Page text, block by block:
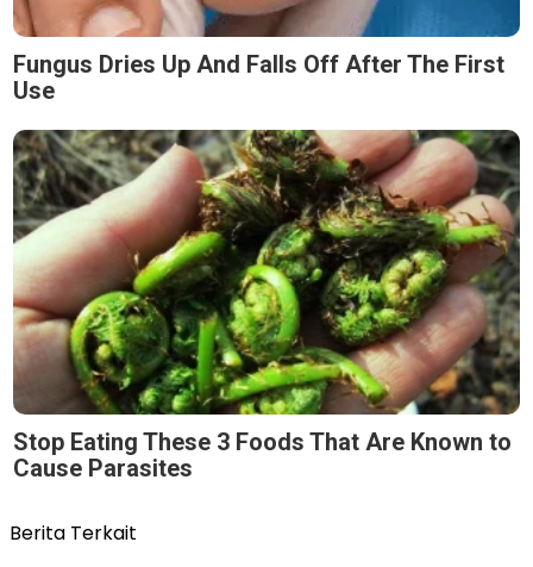
Fungus Dries Up And Falls Off After The First
Use
Stop Eating These 3 Foods That Are Known to
Cause Parasites
Berita Terkait